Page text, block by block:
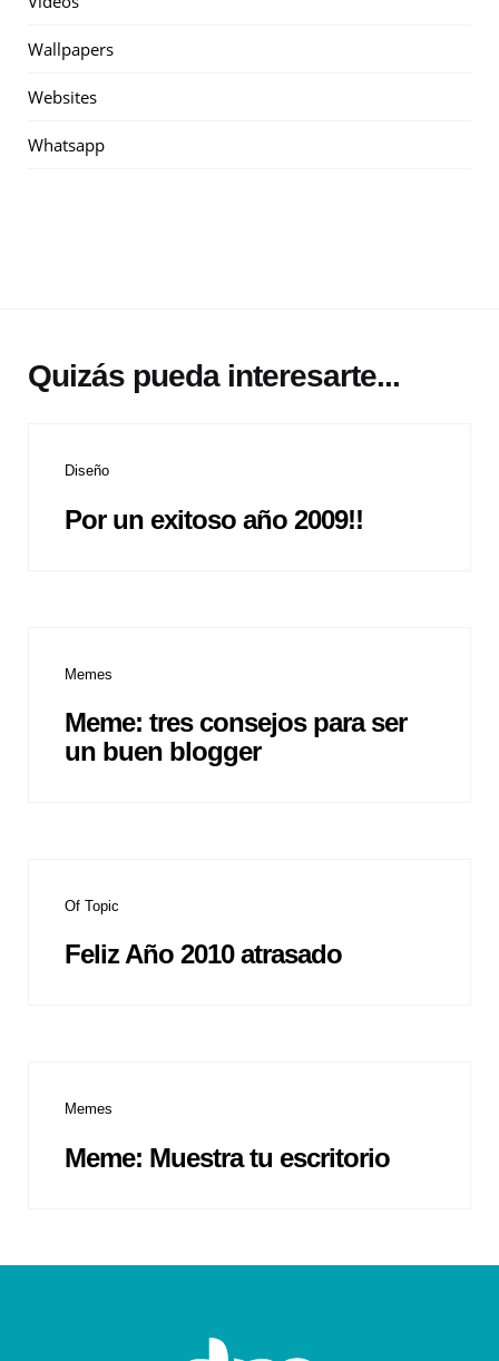
Wallpapers
Websites
Whatsapp
Quizás pueda interesarte...
Diseño
Por un exitoso año 2009!!
Memes
Meme: tres consejos para ser
un buen blogger
Of Topic
Feliz Año 2010 atrasado
Memes
Meme: Muestra tu escritorio